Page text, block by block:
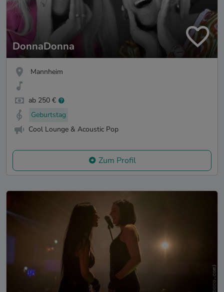
DonnaDonna
Mannheim
ab 250 €
Geburtstag
Cool Lounge & Acoustic Pop
Zum Profil